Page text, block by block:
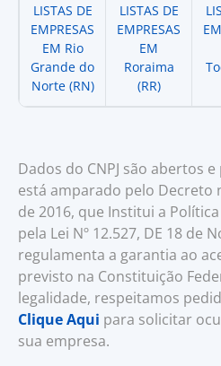
LISTAS DE
EMPRESAS
EM Rio
Grande do
Norte (RN)
LISTAS DE
EMPRESAS
EM
Roraima
(RR)
Dados do CNPJ são abertos
está amparado pelo Decreto
de 2016, que Institui a
pela Lei Nº 12.527, DE 18 de
regulamenta a garantia ao
previsto na Constituição
legalidade, respeitamos
Clique Aqui para solicitar
sua empresa.